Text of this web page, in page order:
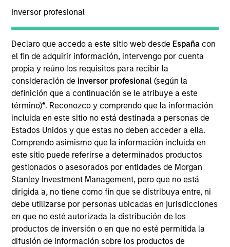
Inversor profesional
Declaro que accedo a este sitio web desde España con
el fin de adquirir información, intervengo por cuenta
propia y reúno los requisitos para recibir la
consideración de inversor profesional(según la
definición que a continuación se le atribuye a este
término)*. Reconozco y comprendo que la información
incluida en este sitio no está destinada a personas de
Estados Unidos y que estas no deben acceder a ella.
Comprendo asimismo que la información incluida en
este sitio puede referirse a determinados productos
gestionados o asesorados por entidades de Morgan
Stanley Investment Management, pero que no está
dirigida a, no tiene como fin que se distribuya entre, ni
debe utilizarse por personas ubicadas en jurisdicciones
en que no esté autorizada la distribución de los
productos de inversión o en que no esté permitida la
difusión de información sobre los productos de
Aug 2016
Transaction Type
Founder Recapitalization
24 Seven is a human capital mangement firm
specializing in the placement of freelance and full-
time digital marketing and creative talent.
View Current Employment Opportunities
View Site
Board Membership
Aaron Sack, Adam Shaw
Investment Team